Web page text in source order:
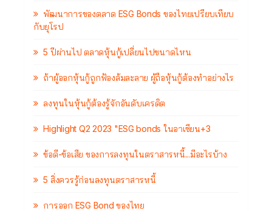
พัฒนาการของตลาด ESG Bonds ของไทยเปรียบเทียบ
กับยุโรป
5 ปีผ่านไป ตลาดหุ้นกู้เปลี่ยนไปขนาดไหน
ถ้าผู้ออกหุ้นกู้ถูกฟ้องล้มละลาย ผู้ถือหุ้นกู้ต้องทำอย่างไร
ลงทุนในหุ้นกู้ต้องรู้จักอันดับเครดิต
Highlight Q2 2023 "ESG bonds ในอาเซียน+3
ข้อดี-ข้อเสีย ของการลงทุนในตราสารหนี้...มีอะไรบ้าง
5 สิ่งควรรู้ก่อนลงทุนตราสารหนี้
การออก ESG Bond ของไทย